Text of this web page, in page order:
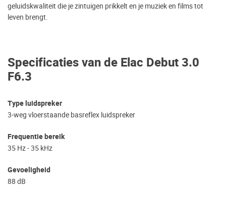
Specificaties van de Elac Debut 3.0
F6.3
Type luidspreker
3-weg vloerstaande basreflex luidspreker
Frequentie bereik
35 Hz - 35 kHz
Gevoeligheid
88 dB
geluidskwaliteit die je zintuigen prikkelt en je muziek en films tot
leven brengt.